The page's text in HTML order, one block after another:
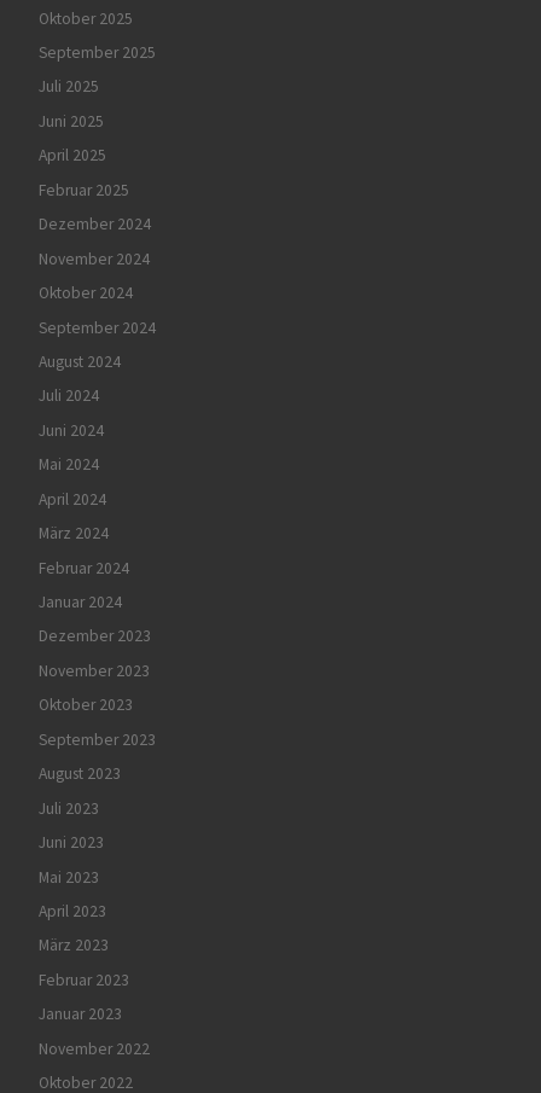
Oktober 2025
September 2025
Juli 2025
Juni 2025
April 2025
Februar 2025
Dezember 2024
November 2024
Oktober 2024
September 2024
August 2024
Juli 2024
Juni 2024
Mai 2024
April 2024
März 2024
Februar 2024
Januar 2024
Dezember 2023
November 2023
Oktober 2023
September 2023
August 2023
Juli 2023
Juni 2023
Mai 2023
April 2023
März 2023
Februar 2023
Januar 2023
November 2022
Oktober 2022